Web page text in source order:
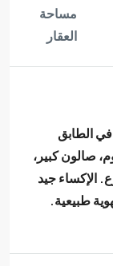
مساحة
العقار
في الطابق
غرف نوم، صالون كبير،
الإكساء جيد
طبيعية.